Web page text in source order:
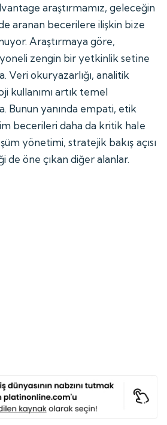
araştırmamız, geleceğin
aranan becerilere ilişkin bize
Araştırmaya göre,
zengin bir yetkinlik setine
Veri okuryazarlığı, analitik
kullanımı artık temel
Bunun yanında empati, etik
becerileri daha da kritik hale
yönetimi, stratejik bakış açısı
de öne çıkan diğer alanlar.